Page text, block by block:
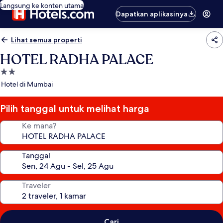
Langsung ke konten utama
Dapatkan aplikasinya
Lihat semua properti
HOTEL RADHA PALACE
Properti
bintang
Hotel di Mumbai
Pilih tanggal untuk melihat harga
Ke mana?
Tanggal
Traveler